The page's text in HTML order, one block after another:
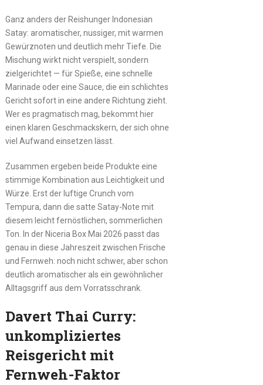
Ganz anders der Reishunger Indonesian
Satay: aromatischer, nussiger, mit warmen
Gewürznoten und deutlich mehr Tiefe. Die
Mischung wirkt nicht verspielt, sondern
zielgerichtet — für Spieße, eine schnelle
Marinade oder eine Sauce, die ein schlichtes
Gericht sofort in eine andere Richtung zieht.
Wer es pragmatisch mag, bekommt hier
einen klaren Geschmackskern, der sich ohne
viel Aufwand einsetzen lässt.
Zusammen ergeben beide Produkte eine
stimmige Kombination aus Leichtigkeit und
Würze. Erst der luftige Crunch vom
Tempura, dann die satte Satay-Note mit
diesem leicht fernöstlichen, sommerlichen
Ton. In der Niceria Box Mai 2026 passt das
genau in diese Jahreszeit zwischen Frische
und Fernweh: noch nicht schwer, aber schon
deutlich aromatischer als ein gewöhnlicher
Alltagsgriff aus dem Vorratsschrank.
Davert Thai Curry:
unkompliziertes
Reisgericht mit
Fernweh-Faktor